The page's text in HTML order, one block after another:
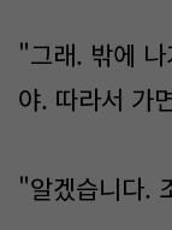
"그래. 밖에
야. 따라서 가
"알겠습니다.